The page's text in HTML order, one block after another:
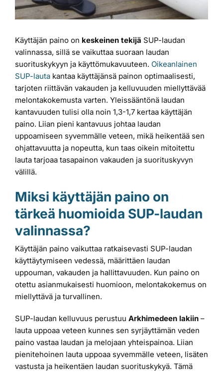
Käyttäjän paino on keskeinen tekijä SUP-laudan
valinnassa, sillä se vaikuttaa suoraan laudan
suorituskykyyn ja käyttömukavuuteen. Oikeanlainen
SUP-lauta kantaa käyttäjänsä painon optimaalisesti,
tarjoten riittävän vakauden ja kelluvuuden miellyttävää
melontakokemusta varten. Yleissääntönä laudan
kantavuuden tulisi olla noin 1,3-1,7 kertaa käyttäjän
paino. Liian pieni kantavuus johtaa laudan
uppoamiseen syvemmälle veteen, mikä heikentää sen
ohjattavuutta ja nopeutta, kun taas oikein mitoitettu
lauta tarjoaa tasapainon vakauden ja suorituskyvyn
välillä.
Miksi käyttäjän paino on
tärkeä huomioida SUP-laudan
valinnassa?
Käyttäjän paino vaikuttaa ratkaisevasti SUP-laudan
käyttäytymiseen vedessä, määrittäen laudan
uppouman, vakauden ja hallittavuuden. Kun paino on
otettu asianmukaisesti huomioon, melontakokemus on
miellyttävä ja turvallinen.
SUP-laudan kelluvuus perustuu Arkhimedeen lakiin –
lauta uppoaa veteen kunnes sen syrjäyttämän veden
paino vastaa laudan ja melojaan yhteispainoa. Liian
pienitehoinen lauta uppoaa syvemmälle veteen, lisäten
vastusta ja heikentäen laudan suorituskykyä. Tämä